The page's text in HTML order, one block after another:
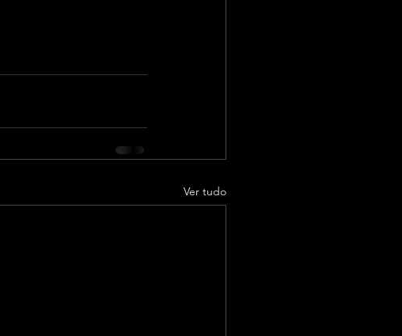
Ver tudo